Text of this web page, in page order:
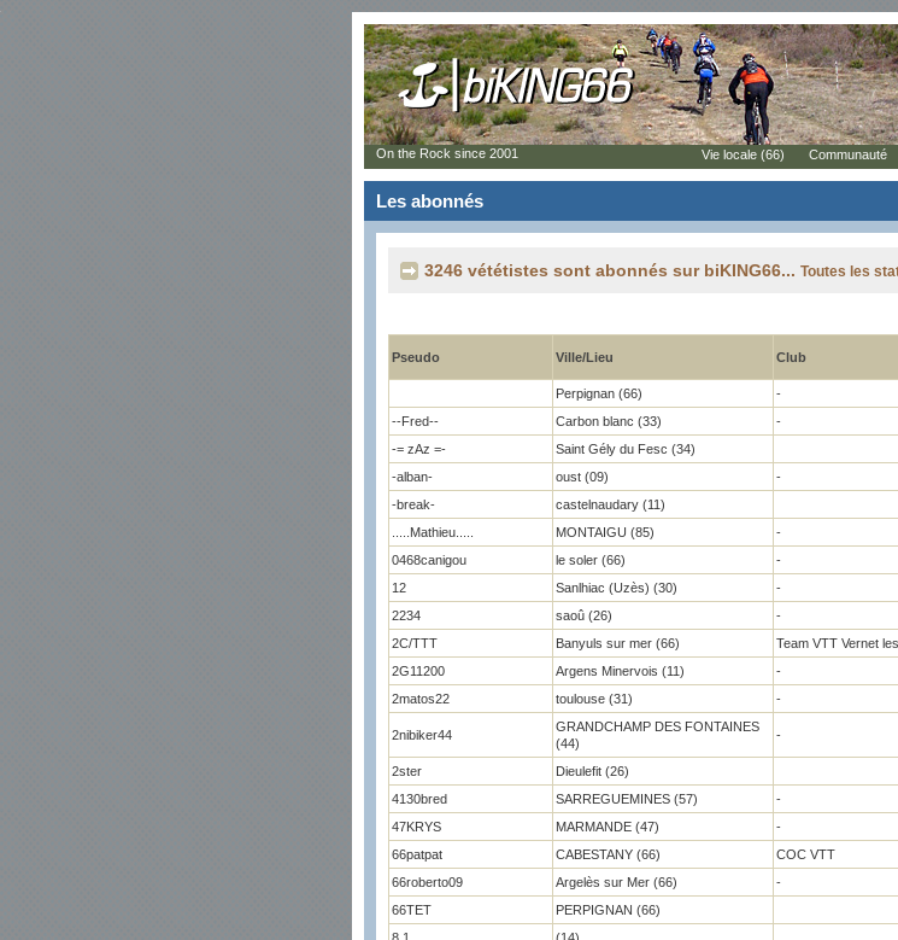
Les abonnés
3246 vététistes sont abonnés sur biKING66... Toutes les
Pseudo Ville/Lieu Club
Perpignan (66)
-
--Fred--
Carbon blanc (33) -
-= zAz =-
Saint Gély du Fesc (34)
-alban-
oust (09) -
-break-
castelnaudary (11)
.....Mathieu.....
MONTAIGU (85) -
0468canigou
le soler (66) -
12
Sanlhiac (Uzès) (30) -
2234
saoû (26) -
2C/TTT
Banyuls sur mer (66) Team VTT Vernet
2G11200
Argens Minervois (11) -
2matos22
toulouse (31) -
2nibiker44
GRANDCHAMP DES FONTAINES
(44)
-
2ster Dieulefit (26)
4130bred
SARREGUEMINES (57) -
47KRYS
MARMANDE (47) -
66patpat
CABESTANY (66) COC VTT
66roberto09
Argelès sur Mer (66) -
66TET
PERPIGNAN (66)
On the Rock since 2001 Vie locale (66) Communauté